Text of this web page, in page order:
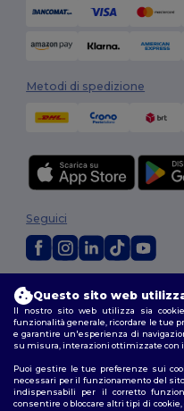
Metodi di spedizione
Termini e Condizioni
privacy| Politica sui cookie |
Seguici
Catania | Bari
Questo sito web
Il nostro sito web utilizza sia
funzionalità generale, ricordare le tue
e garantire un'esperienza di
su misura, interazioni ottimizzate con
Puoi gestire le tue preferenze sui
necessari per il funzionamento del
indispensabili per il corretto
consentire o bloccare altri tipi di